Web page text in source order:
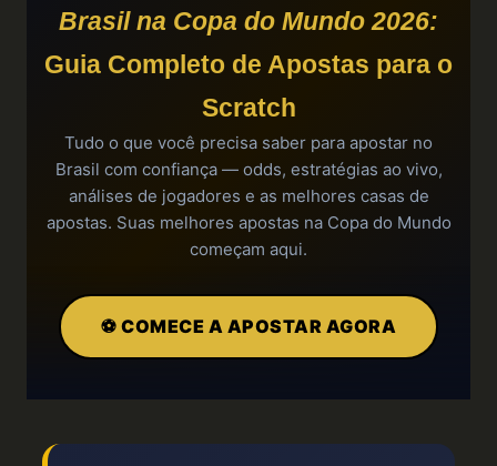
Brasil na Copa do Mundo 2026:
Guia Completo de Apostas para o
Scratch
Tudo o que você precisa saber para apostar no
Brasil com confiança — odds, estratégias ao vivo,
análises de jogadores e as melhores casas de
apostas. Suas melhores apostas na Copa do Mundo
começam aqui.
⚽ COMECE A APOSTAR AGORA